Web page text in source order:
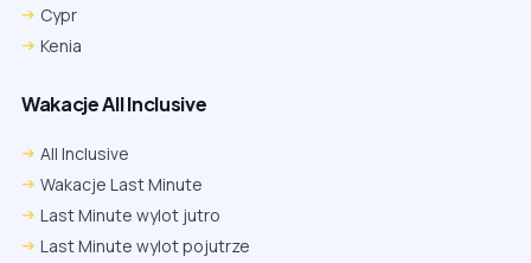
Cypr
Kenia
Wakacje All Inclusive
All Inclusive
Wakacje Last Minute
Last Minute wylot jutro
Last Minute wylot pojutrze